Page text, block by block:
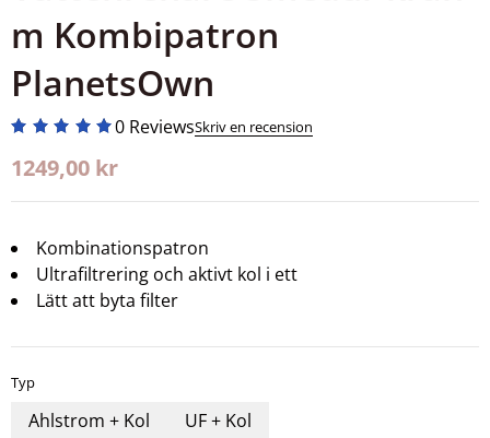
m Kombipatron
PlanetsOwn
0 ReviewsSkriv en recension
1249,00 kr
Kombinationspatron
Ultrafiltrering och aktivt kol i ett
Lätt att byta filter
Typ
Ahlstrom + Kol UF + Kol